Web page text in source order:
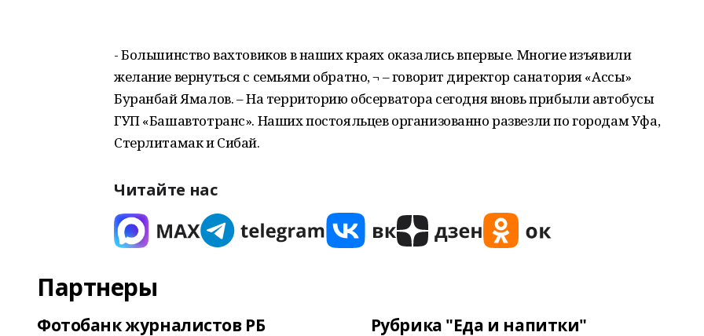
- Большинство вахтовиков в наших краях оказались впервые. Многие изъявили
желание вернуться с семьями обратно, ¬ – говорит директор санатория «Ассы»
Буранбай Ямалов. – На территорию обсерватора сегодня вновь прибыли автобусы
ГУП «Башавтотранс». Наших постояльцев организованно развезли по городам Уфа,
Стерлитамак и Сибай.
Читайте нас
Партнеры
Фотобанк журналистов РБ Рубрика "Еда и напитки"